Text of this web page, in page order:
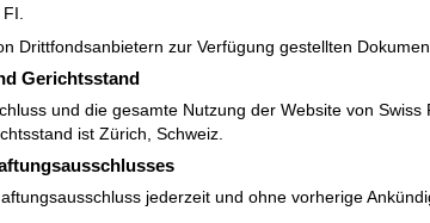
Drittfondsanbietern zur Verfügung gestellten
Gerichtsstand
und die gesamte Nutzung der Website von
ist Zürich, Schweiz.
jederzeit und ohne vorherige